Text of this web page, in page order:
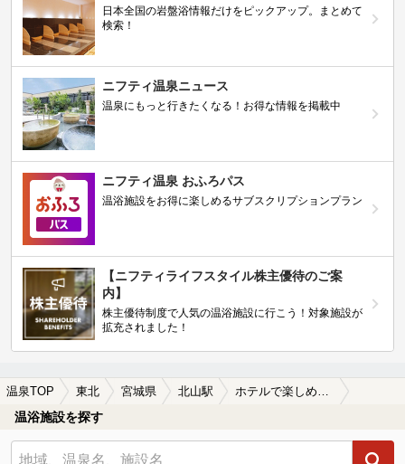
日本全国の岩盤浴情報だけをピックアップ。まとめて
検索！
ニフティ温泉ニュース
温泉にもっと行きたくなる！お得な情報を掲載中
ニフティ温泉 おふろパス
温浴施設をお得に楽しめるサブスクリプションプラン
【ニフティライフスタイル株主優待のご案
内】
株主優待制度で人気の温浴施設に行こう！対象施設が
拡充されました！
温泉TOP 東北 宮城県 北山駅 ホテルで楽しめる北山駅近くの温泉、日帰り温泉、スーパー銭湯おすすめ
温浴施設を探す